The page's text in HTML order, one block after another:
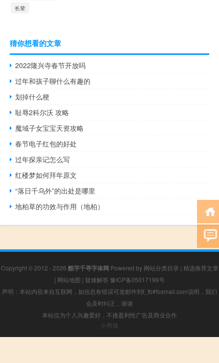
长辈
猜你想看的文章
2022隆兴寺春节开放吗
过年和孩子聊什么有趣的
划掉什么梗
耻辱2科尔沃 攻略
魔域子女宝宝天资攻略
春节电子红包的好处
过年探亲记怎么写
红楼梦如何拜年原文
“落日千乌外”的出处是哪里
地柏草的功效与作用（地柏）
Copyright © 2012 - 2026 酷字千寻字体网 Powered by 网站分类目录 | 精选推荐文章
| 网站地图 | 疑难解答 豫ICP备05017199号
声明：本站内容来自互联网，如信息有错误可发邮件到f_fb#foxmail.com说明，我们
会及时纠正，谢谢
本站仅为个人兴趣爱好，不接盈利性广告及商业合作
小男孩